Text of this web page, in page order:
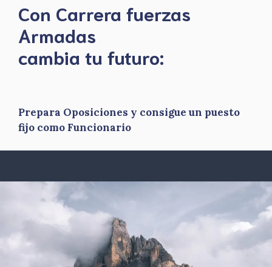
Con Carrera fuerzas
Armadas
​cambia tu futuro:
Prepara Oposiciones y consigue un puesto
fijo como Funcionario